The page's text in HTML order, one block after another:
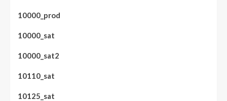
10000_prod
10000_sat
10000_sat2
10110_sat
10125_sat